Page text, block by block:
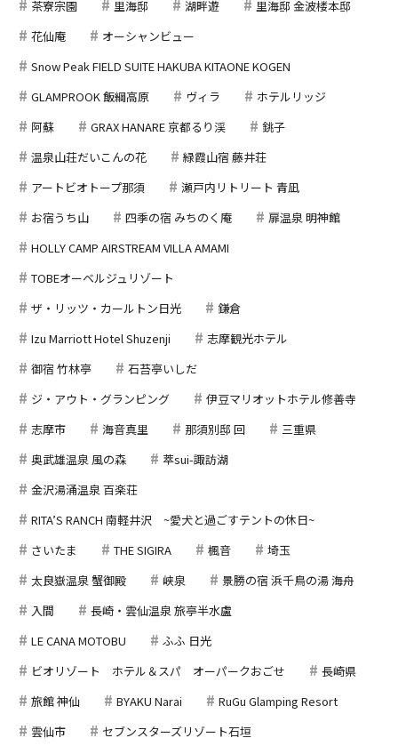
茶寮宗園
里海邸 湖畔遊
里海邸 金波楼本邸
花仙庵
オーシャンビュー
Snow Peak FIELD SUITE HAKUBA KITAONE KOGEN
GLAMPROOK 飯綱高原
ヴィラ
ホテルリッジ
阿蘇
GRAX HANARE 京都るり渓
銚子
温泉山荘だいこんの花
緑霞山宿 藤井荘
アートビオトープ那須
瀬戸内リトリート 青凪
お宿うち山
四季の宿 みちのく庵
扉温泉 明神館
HOLLY CAMP AIRSTREAM VILLA AMAMI
TOBEオーベルジュリゾート
ザ・リッツ・カールトン日光
鎌倉
Izu Marriott Hotel Shuzenji
志摩観光ホテル
御宿 竹林亭
石苔亭いしだ
ジ・アウト・グランピング
伊豆マリオットホテル修善寺
志摩市
海音真里 那須別邸 回
三重県
奥武雄温泉 風の森
萃sui-諏訪湖
金沢湯涌温泉 百楽荘
RITA’S RANCH 南軽井沢 ~愛犬と過ごすテントの休日~
さいたま
THE SIGIRA 楓音
埼玉
太良嶽温泉 蟹御殿
峡泉
景勝の宿 浜千鳥の湯 海舟
入間
長崎・雲仙温泉 旅亭半水盧
LE CANA MOTOBU
ふふ 日光
ビオリゾート ホテル＆スパ オーパークおごせ
長崎県
旅館 神仙
BYAKU Narai
RuGu Glamping Resort
雲仙市
セブンスターズリゾート石垣